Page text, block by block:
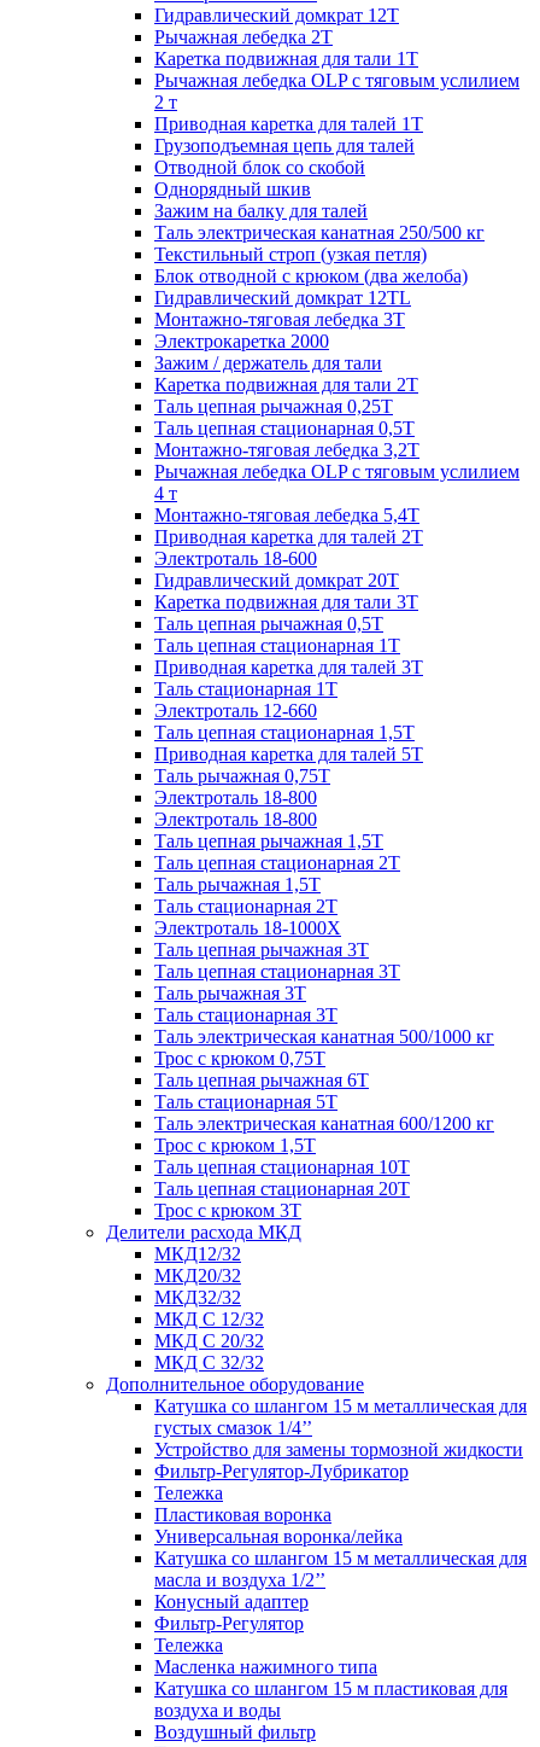
Гидравлический домкрат 12Т
Рычажная лебедка 2Т
Каретка подвижная для тали 1Т
Рычажная лебедка OLP с тяговым услилием
2 т
Приводная каретка для талей 1Т
Грузоподъемная цепь для талей
Отводной блок со скобой
Однорядный шкив
Зажим на балку для талей
Таль электрическая канатная 250/500 кг
Текстильный строп (узкая петля)
Блок отводной с крюком (два желоба)
Гидравлический домкрат 12TL
Монтажно-тяговая лебедка 3Т
Электрокаретка 2000
Зажим / держатель для тали
Каретка подвижная для тали 2Т
Таль цепная рычажная 0,25Т
Таль цепная стационарная 0,5Т
Монтажно-тяговая лебедка 3,2Т
Рычажная лебедка OLP с тяговым услилием
4 т
Монтажно-тяговая лебедка 5,4Т
Приводная каретка для талей 2Т
Электроталь 18-600
Гидравлический домкрат 20T
Каретка подвижная для тали 3Т
Таль цепная рычажная 0,5Т
Таль цепная стационарная 1Т
Приводная каретка для талей 3Т
Таль стационарная 1Т
Электроталь 12-660
Таль цепная стационарная 1,5Т
Приводная каретка для талей 5Т
Таль рычажная 0,75Т
Электроталь 18-800
Электроталь 18-800
Таль цепная рычажная 1,5Т
Таль цепная стационарная 2Т
Таль рычажная 1,5Т
Таль стационарная 2Т
Электроталь 18-1000X
Таль цепная рычажная 3Т
Таль цепная стационарная 3Т
Таль рычажная 3Т
Таль стационарная 3Т
Таль электрическая канатная 500/1000 кг
Трос с крюком 0,75Т
Таль цепная рычажная 6Т
Таль стационарная 5Т
Таль электрическая канатная 600/1200 кг
Трос с крюком 1,5Т
Таль цепная стационарная 10Т
Таль цепная стационарная 20Т
Трос с крюком 3Т
Делители расхода МКД
МКД12/32
МКД20/32
МКД32/32
МКД С 12/32
МКД С 20/32
МКД С 32/32
Дополнительное оборудование
Катушка со шлангом 15 м металлическая для
густых смазок 1/4’’
Устройство для замены тормозной жидкости
Фильтр-Регулятор-Лубрикатор
Тележка
Пластиковая воронка
Универсальная воронка/лейка
Катушка со шлангом 15 м металлическая для
масла и воздуха 1/2’’
Конусный адаптер
Фильтр-Регулятор
Тележка
Масленка нажимного типа
Катушка со шлангом 15 м пластиковая для
воздуха и воды
Воздушный фильтр